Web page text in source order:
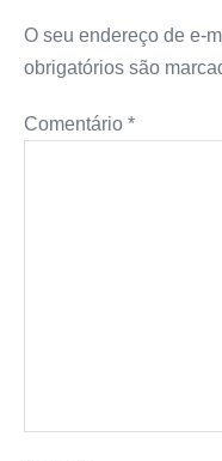
O seu endereço de e-
obrigatórios são
Comentário *